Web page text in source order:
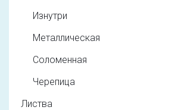
Изнутри
Металлическая
Соломенная
Черепица
Листва